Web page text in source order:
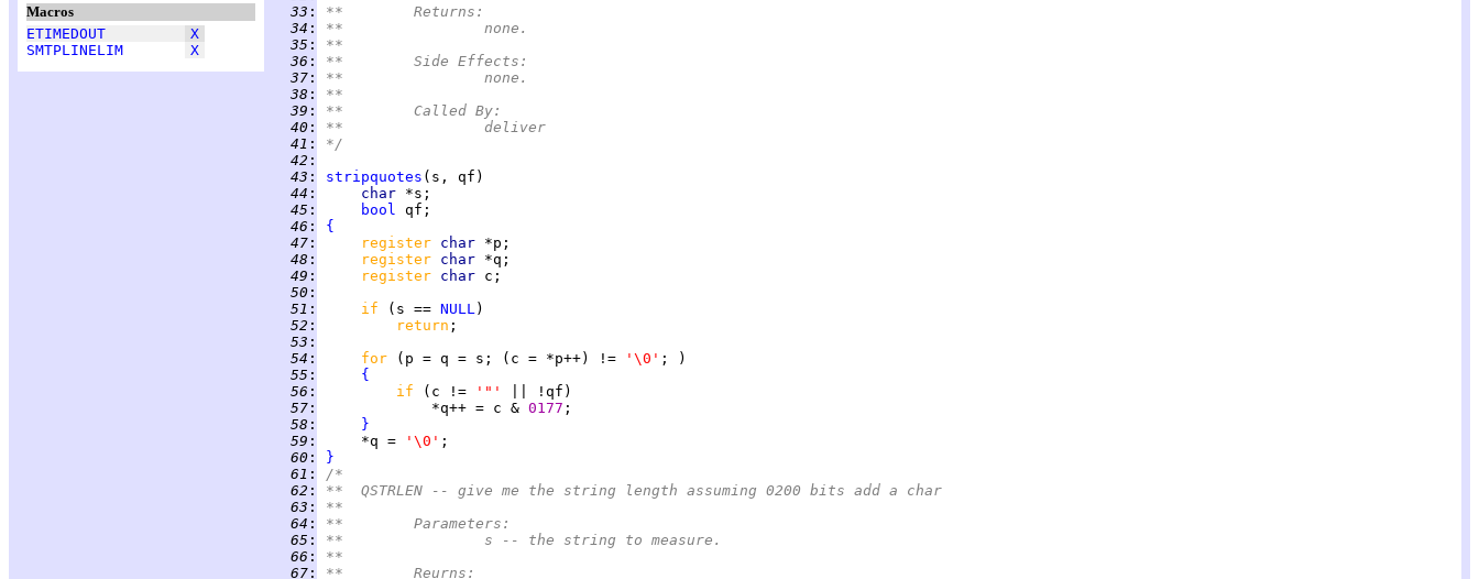
Macros
ETIMEDOUT
X
SMTPLINELIM
X
  33
:
**	Returns:
  34
:
**		none.
  35
:
**
  36
:
**	Side Effects:
  37
:
**		none.
  38
:
**
  39
:
**	Called By:
  40
:
**		deliver
  41
:
*/
  42
:
  43
: stripquotes
  44
: char
  45
: bool
  46
:
{
  47
: register char
  48
: register char
  49
: register char
  50
:
  51
: if (s == NULL
  52
: return
  53
:
  54
: for (p = q = s; (c = *p++) != '\0'
  55
:
{
  56
: if (c != '"'
  57
:
             *q++ = c &
0177
  58
:
}
  59
:
     *q =
'\0'
  60
:
}
  61
:
/*
  62
:
**  QSTRLEN -- give me the string length assuming 0200 bits add a char
  63
:
**
  64
:
**	Parameters:
  65
:
**		s -- the string to measure.
  66
:
**
  67
:
**	Reurns: